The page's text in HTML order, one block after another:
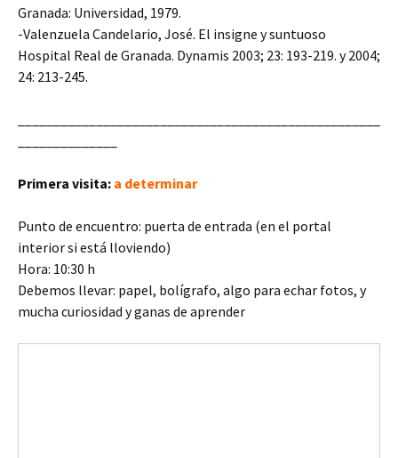
Granada: Universidad, 1979.
-Valenzuela Candelario, José. El insigne y suntuoso
Hospital Real de Granada. Dynamis 2003; 23: 193-219. y 2004;
24: 213-245.
Primera visita: a determinar
Punto de encuentro: puerta de entrada (en el portal
interior si está lloviendo)
Hora: 10:30 h
Debemos llevar: papel, bolígrafo, algo para echar fotos, y
mucha curiosidad y ganas de aprender